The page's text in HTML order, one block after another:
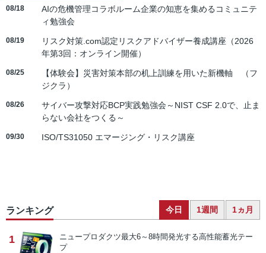
08/18
AIの危機管理コラボルーム企業の知恵を集めるコミュニテ
ィ勉強会
08/19
リスク対策.com認定リスクアドバイザー養成講座（2026
年第3回：オンライン開催）
08/25
【体験会】災害対策本部の机上訓練を用いた新機軸 （フ
ジクラ）
08/26
サイバー攻撃対応BCP実践勉強会～NIST CSF 2.0で、止ま
らない会社をつくる～
09/30 ISO/TS31050 エマージング・リスク講座
ランキング 今日 1週間 1ヵ月
1 ニュープロダクツ最大6～8時間発光する高性能蓄光テー
プ